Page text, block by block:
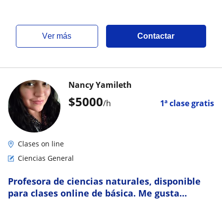
ver más Contactar
$5000/h 1ª clase gratis
Nancy Yamileth
Clases on line
Ciencias General
Profesora de ciencias naturales, disponible
para clases online de básica. Me gusta